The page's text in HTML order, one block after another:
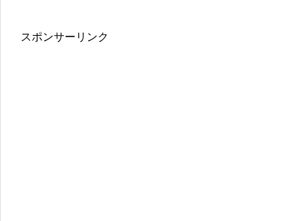
スポンサーリンク